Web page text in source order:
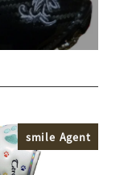
smile Agent